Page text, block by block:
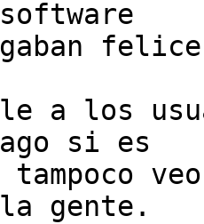
a los
si es
gente.